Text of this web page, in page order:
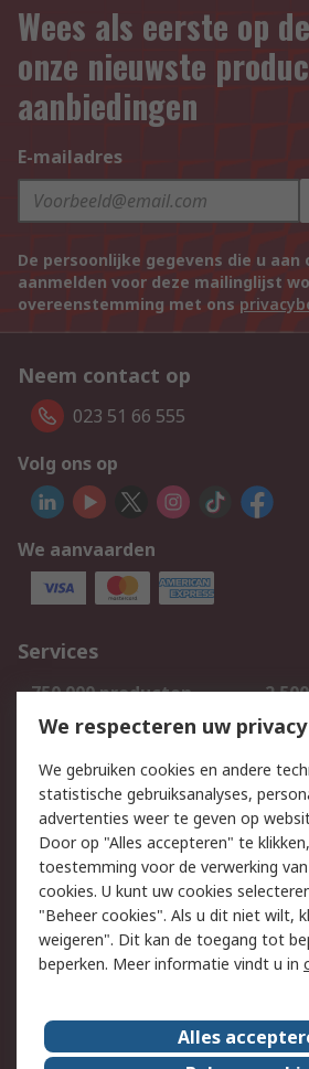
Wees als eerste op
onze nieuwste
aanbiedingen
E-mailadres
De persoonlijke gegevens die u
aanmelden voor deze mailinglijst
overeenstemming met ons
Neem contact op
023 51 66 555
Volg ons op
We aanvaarden
Services
750.000 producten
Bestellen
Track & Trace
Wettelijk
Cookiebeleid
Privacybeleid
Algemene
verkoopvoorwaarden
Over RS
We respecteren uw privacy
We gebruiken cookies en andere
statistische gebruiksanalyses,
advertenties weer te geven op
Door op "Alles accepteren" te
toestemming voor de verwerking
cookies. U kunt uw cookies
"Beheer cookies". Als u dit niet wilt,
weigeren". Dit kan de toegang tot
beperken. Meer informatie vindt u in
Alles